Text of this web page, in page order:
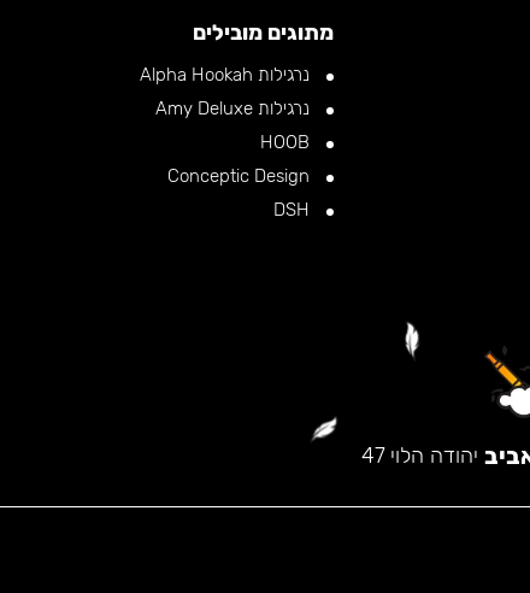
מתוגים מובילים
נרגילות Alpha Hookah
נרגילות Amy Deluxe
יהודה הלוי 47